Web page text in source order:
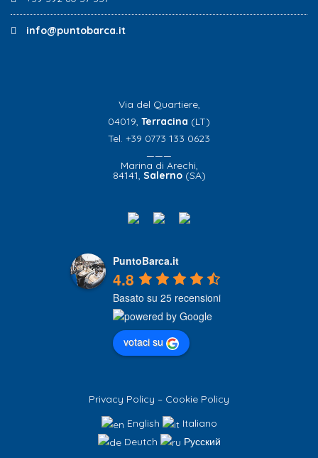
info@puntobarca.it
Via del Quartiere,
04019, Terracina (LT)
Tel. +39 0773 133 0623
———
Marina di Arechi,
84141, Salerno(SA)
PuntoBarca.it
4.8
Basato su 25 recensioni
votaci su
Privacy Policy – Cookie Policy
English
Italiano
Deutch
Русский